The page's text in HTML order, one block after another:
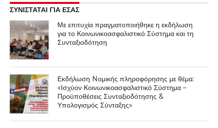
ΣΥΝΙΣΤΑΤΑΙ ΓΙΑ ΕΣΑΣ
Με επιτυχία πραγματοποιήθηκε η εκδήλωση
για το Κοινωνικοασφαλιστικό Σύστημα και τη
Συνταξιοδότηση
Εκδήλωση Nομικής πληροφόρησης με θέμα:
«Ισχύον Κοινωνικοασφαλιστικό Σύστημα –
Προϋποθέσεις Συνταξιοδότησης &
Υπολογισμός Σύνταξης»